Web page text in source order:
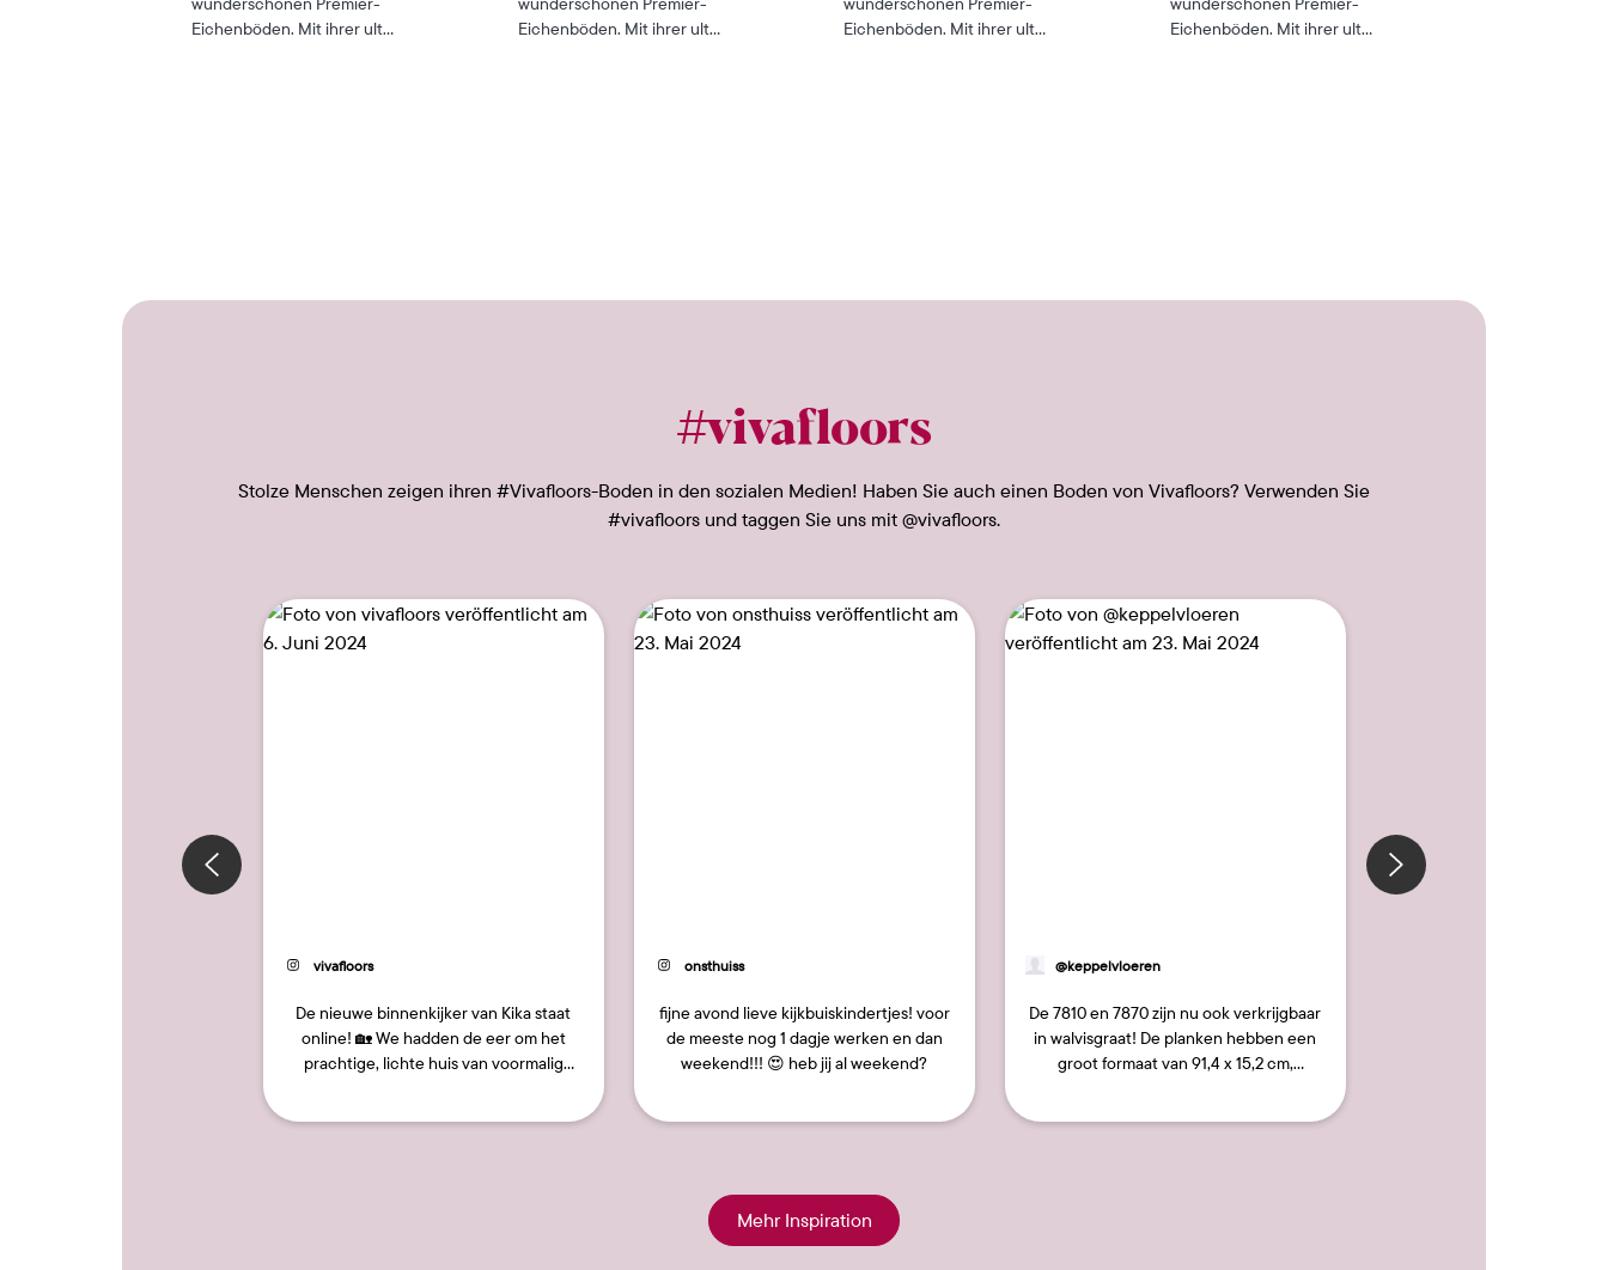
Eichenböden. Mit ihrer ult...
Eichenböden. Mit ihrer ult...
Eichenböden. Mit ihrer ult...
Eichenböden. Mit ihrer ult...
#vivafloors
Stolze Menschen zeigen ihren #Vivafloors-Boden in den sozialen Medien! Haben Sie auch einen Boden von Vivafloors? Verwenden Sie
#vivafloors und taggen Sie uns mit @vivafloors.
Beitrag
von
vivafloors
De nieuwe binnenkijker van Kika staat
online! 🏡 We hadden de eer om het
prachtige, lichte huis van voormalig
Beitrag
von
onsthuiss
fijne avond lieve kijkbuiskindertjes! voor
de meeste nog 1 dagje werken en dan
weekend!!! 😍 heb jij al weekend?
Beitrag
von
@keppelvloeren
De 7810 en 7870 zijn nu ook verkrijgbaar
in walvisgraat! De planken hebben een
groot formaat van 91,4 x 15,2 cm,
Mehr Inspiration